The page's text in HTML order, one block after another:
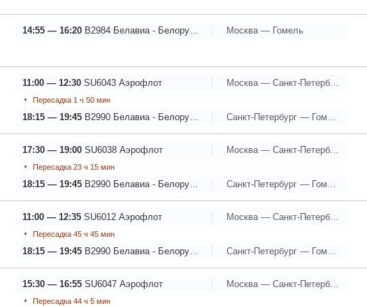
14:55 — 16:20 B2984 Белавиа - Белорусские авиалинии Москва — Гомель
11:00 — 12:30 SU6043 Аэрофлот
Пересадка 1 ч 50 мин
18:15 — 19:45 B2990 Белавиа - Белорусские авиалинии
17:30 — 19:00 SU6038 Аэрофлот
Пересадка 23 ч 15 мин
18:15 — 19:45 B2990 Белавиа - Белорусские авиалинии
11:00 — 12:35 SU6012 Аэрофлот
Пересадка 45 ч 45 мин
18:15 — 19:45 B2990 Белавиа - Белорусские авиалинии
15:30 — 16:55 SU6047 Аэрофлот
Пересадка 44 ч 5 мин